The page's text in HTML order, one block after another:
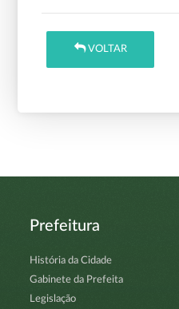
VOLTAR
Prefeitura
História da Cidade
Gabinete da Prefeita
Legislação